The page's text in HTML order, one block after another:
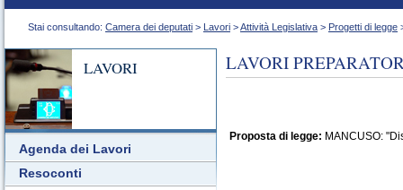
Stai consultando: Camera dei deputati > Lavori >Attività Legislativa > Progetti di legge
LAVORI
Agenda dei Lavori
Resoconti
LAVORI
Proposta di legge: MANCUSO: